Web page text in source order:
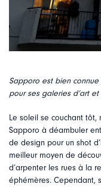
Sapporo est bien
pour ses galeries d’art
Le soleil se couchant tôt,
Sapporo à déambuler
de design pour un shot
meilleur moyen de
d’arpenter les rues à la
éphémères. Cependant,